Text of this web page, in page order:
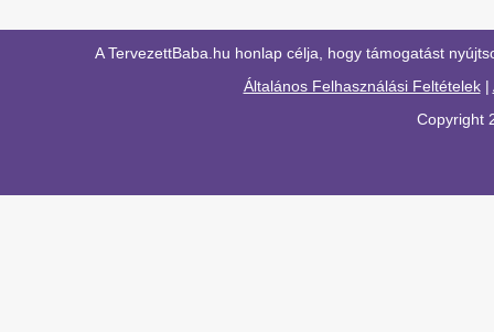
A TervezettBaba.hu honlap célja, hogy támogatást
Általános Felhasználási Feltételek|
Copyright